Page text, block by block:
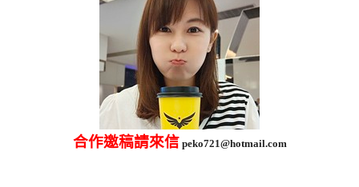
合作邀稿請來信 peko721@hotmail.com